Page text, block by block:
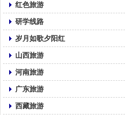
红色旅游
研学线路
岁月如歌夕阳红
山西旅游
河南旅游
广东旅游
西藏旅游